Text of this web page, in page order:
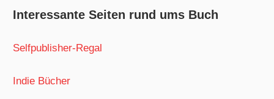
Interessante Seiten rund ums Buch
Selfpublisher-Regal
Indie Bücher